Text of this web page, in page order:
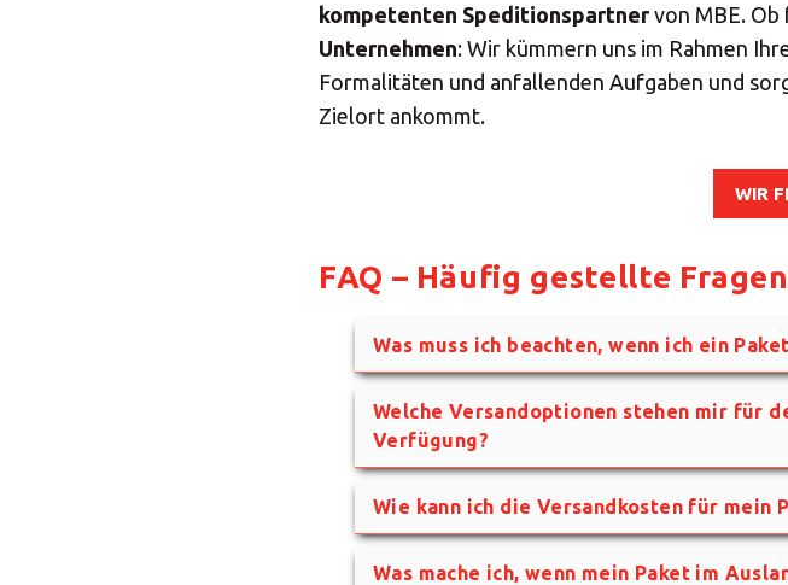
kompetenten Speditionspartnervon MBE. Ob
Unternehmen: Wir kümmern uns im Rahmen
Formalitäten und anfallenden Aufgaben und
Zielort ankommt.
WIR
FAQ – Häufig gestellte
Was muss ich beachten, wenn ich ein
Welche Versandoptionen stehen mir für
Verfügung?
Wie kann ich die Versandkosten für mein
Was mache ich, wenn mein Paket im
Odereröffnen Sie